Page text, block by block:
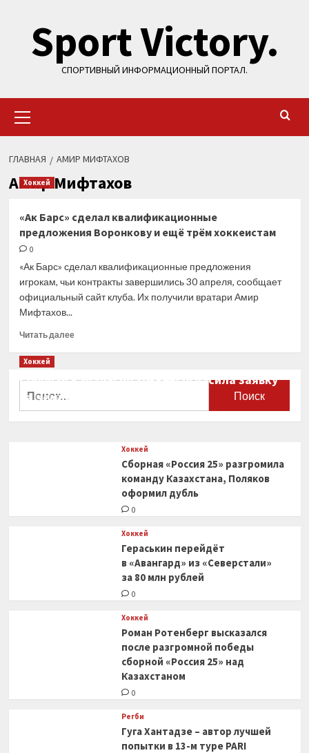
содержимому
Sport Victory.
СПОРТИВНЫЙ ИНФОРМАЦИОННЫЙ ПОРТАЛ.
меню
ГЛАВНАЯ АМИР МИФТАХОВ
Амир Мифтахов
Хоккей
«Ак Барс» сделал квалификационные
предложения Воронкову и ещё трём хоккеистам
0
«Ак Барс» сделал квалификационные предложения
игрокам, чьи контракты завершились 30 апреля, сообщает
официальный сайт клуба. Их получили вратари Амир
Мифтахов...
Читать далееПрочитать
квалификационные
Хоккей
Сборная Канады по хоккею огласила заявку
на чемпионат мира
Хоккей
Сборная «Россия 25» разгромила
команду Казахстана, Поляков
оформил дубль
0
Хоккей
Гераськин перейдёт
в «Авангард» из «Северстали»
за 80 млн рублей
0
Хоккей
Роман Ротенберг высказался
после разгромной победы
сборной «Россия 25» над
Казахстаном
0
Регби
Гуга Хантадзе – автор лучшей
попытки в 13-м туре PARI